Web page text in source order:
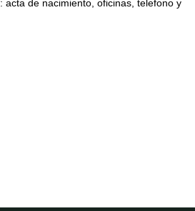
acta de nacimiento, oficinas, telefono y